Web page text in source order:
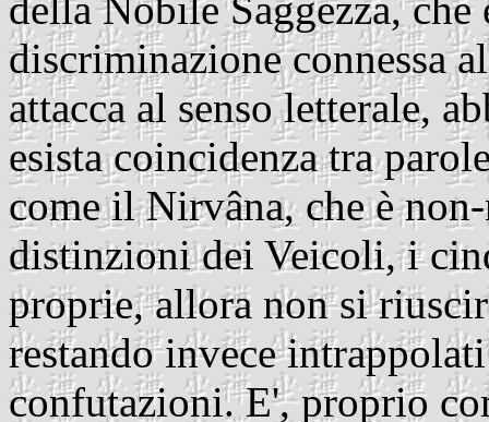
discriminazione connessa
attacca al senso letterale,
esista coincidenza tra
come il Nirvâna, che è
distinzioni dei Veicoli, i
proprie, allora non si
restando invece
confutazioni. E', proprio